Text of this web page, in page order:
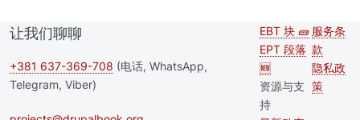
让我们聊聊
+381 637-369-708 (电话, WhatsApp,
Telegram, Viber)
Second
footer
menu
EBT 块 🧱
EPT 段落
🆕
资源与支
持
服务条
款
隐私政
策